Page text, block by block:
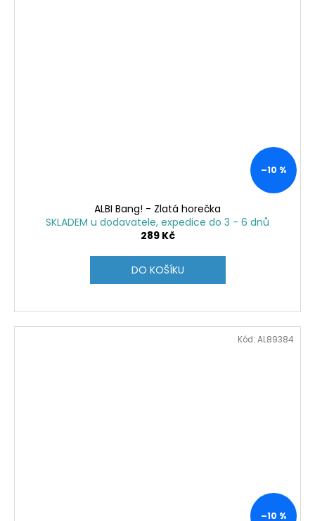
–10 %
ALBI Bang! - Zlatá horečka
SKLADEM u dodavatele, expedice do 3 - 6 dnů
289 Kč
DO KOŠÍKU
–10 %
Kód: AL89384